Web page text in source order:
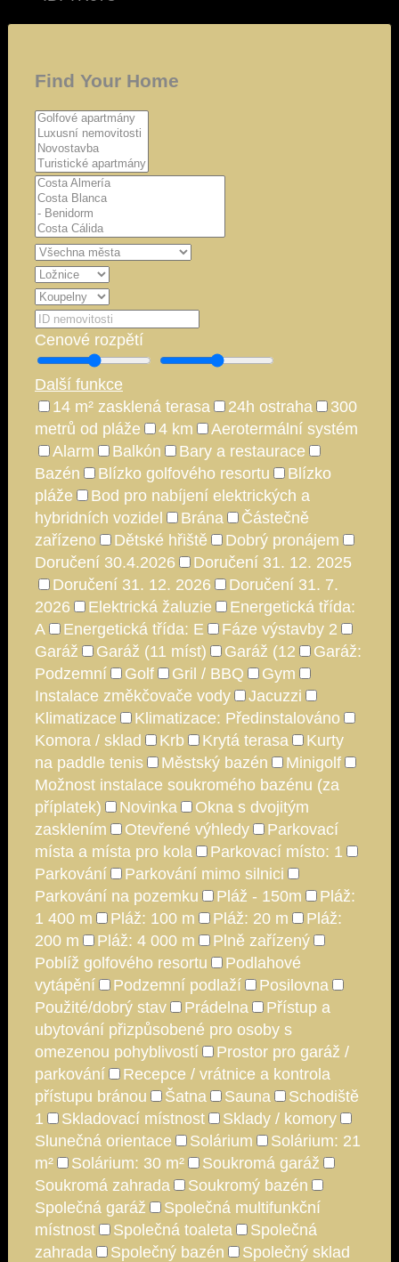
Find Your Home
Cenové rozpětí
Další funkce
14 m² zasklená terasa
24h ostraha
300
metrů od pláže
4 km
Aerotermální systém
Alarm
Balkón
Bary a restaurace
Bazén
Blízko golfového resortu
Blízko
pláže
Bod pro nabíjení elektrických a
hybridních vozidel
Brána
Částečně
zařízeno
Dětské hřiště
Dobrý pronájem
Doručení 30.4.2026
Doručení 31. 12. 2025
Doručení 31. 12. 2026
Doručení 31. 7.
2026
Elektrická žaluzie
Energetická třída:
A
Energetická třída: E
Fáze výstavby 2
Garáž
Garáž (11 míst) Garáž (12
Garáž:
Podzemní
Golf Gril / BBQ
Gym
Instalace změkčovače vody
Jacuzzi
Klimatizace
Klimatizace: Předinstalováno
Komora / sklad
Krb Krytá terasa
Kurty
na paddle tenis
Městský bazén
Minigolf
Možnost instalace soukromého bazénu (za
příplatek)
Novinka
Okna s dvojitým
zasklením
Otevřené výhledy
Parkovací
místa a místa pro kola
Parkovací místo: 1
Parkování
Parkování mimo silnici
Parkování na pozemku
Pláž - 150m
Pláž:
1 400 m
Pláž: 100 m Pláž: 20 m
Pláž:
200 m
Pláž: 4 000 m
Plně zařízený
Poblíž golfového resortu
Podlahové
vytápění
Podzemní podlaží
Posilovna
Použité/dobrý stav
Prádelna
Přístup a
ubytování přizpůsobené pro osoby s
omezenou pohyblivostí
Prostor pro garáž /
parkování
Recepce / vrátnice a kontrola
přístupu bránou
Šatna Sauna
Schodiště
1
Skladovací místnost
Sklady / komory
Slunečná orientace
Solárium
Solárium: 21
m²
Solárium: 30 m²
Soukromá garáž
Soukromá zahrada
Soukromý bazén
Společná garáž
Společná multifunkční
místnost
Společná toaleta
Společná
zahrada
Společný bazén Společný sklad